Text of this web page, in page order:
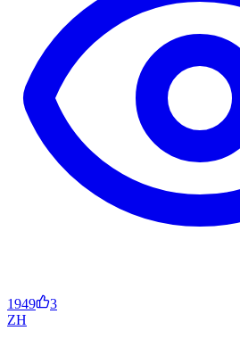
1949
3
ZH